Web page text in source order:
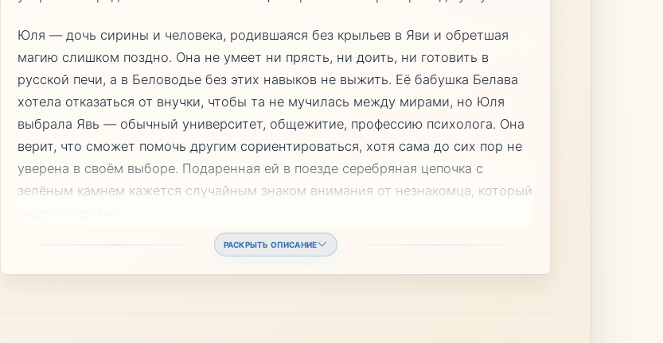
Юля — дочь сирины и человека, родившаяся без крыльев в Яви и обретшая
магию слишком поздно. Она не умеет ни прясть, ни доить, ни готовить в
русской печи, а в Беловодье без этих навыков не выжить. Её бабушка Белава
хотела отказаться от внучки, чтобы та не мучилась между мирами, но Юля
выбрала Явь — обычный университет, общежитие, профессию психолога. Она
верит, что сможет помочь другим сориентироваться, хотя сама до сих пор не
уверена в своём выборе. Подаренная ей в поезде серебряная цепочка с
зелёным камнем кажется случайным знаком внимания от незнакомца, который
РАСКРЫТЬ ОПИСАНИЕ